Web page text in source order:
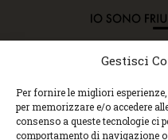
Gestisci
Per fornire le migliori
per memorizzare e/o accedere
consenso a queste tecnologie ci
comportamento di navigazione
Copyright © 2015 Cec,
contenuto può essere
sito approvi la